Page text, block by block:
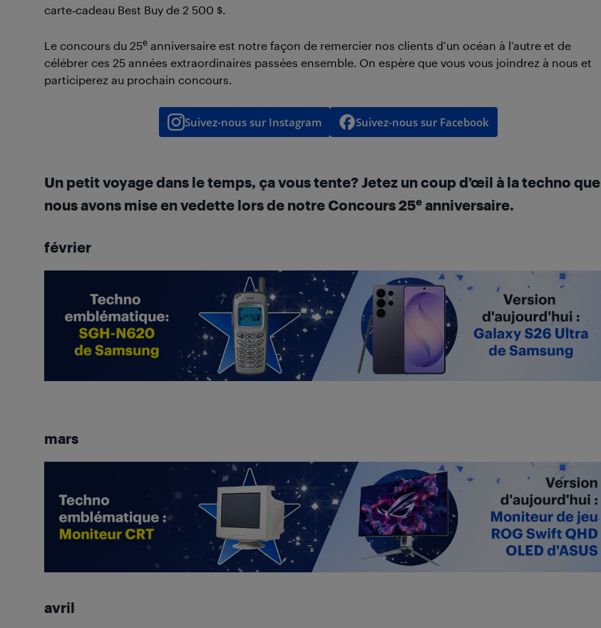
carte‑cadeau Best Buy de 2 500 $.
Le concours du 25e anniversaire est notre façon de remercier nos clients d’un océan à l’autre et de
célébrer ces 25 années extraordinaires passées ensemble. On espère que vous vous joindrez à nous et
participerez au prochain concours.
Suivez-nous sur Instagram Suivez-nous sur Facebook
Un petit voyage dans le temps, ça vous tente? Jetez un coup d’œil à la techno que
nous avons mise en vedette lors de notre Concours 25e anniversaire.
février
mars
avril